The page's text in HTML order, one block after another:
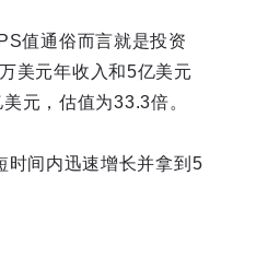
值通俗而言就是投资
美元年收入和5亿美元
元，估值为33.3倍。
时间内迅速增长并拿到5